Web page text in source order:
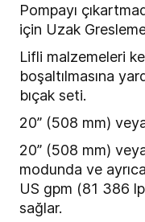
Pompayı
için Uzak
Lifli malzemeleri
boşaltılmasına
bıçak seti.
20” (508 mm)
20” (508 mm)
modunda ve
US gpm (81 386
sağlar.